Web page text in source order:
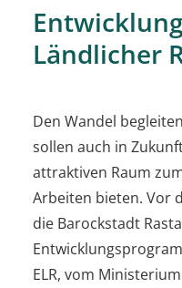
Ländlicher
Den Wandel
sollen auch in
attraktiven Raum
Arbeiten bieten. Vor
die Barockstadt
ELR, vom